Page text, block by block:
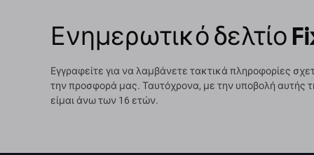
Ενημερωτικό δελτίο
Εγγραφείτε για να λαμβάνετε τακτικά πληροφορίες
την προσφορά μας. Ταυτόχρονα, με την υποβολή αυτής
είμαι άνω των 16 ετών.